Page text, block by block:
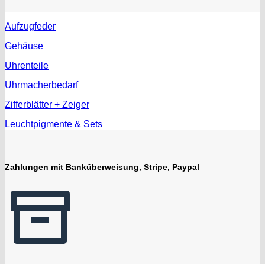
Aufzugfeder
Gehäuse
Uhrenteile
Uhrmacherbedarf
Zifferblätter + Zeiger
Leuchtpigmente & Sets
Zahlungen mit Banküberweisung, Stripe, Paypal